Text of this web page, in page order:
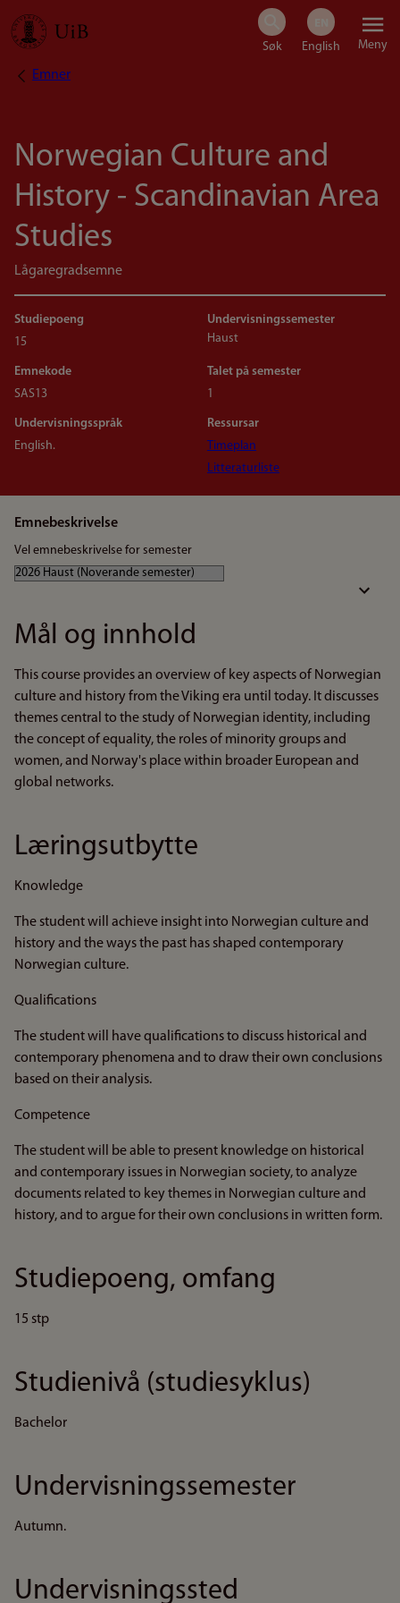
Hopp
Meny
Navigasjonssti
Emner
Norwegian Culture and
History - Scandinavian Area
Studies
Lågaregradsemne
Studiepoeng
15
Undervisningssemester
Haust
Emnekode
SAS13
Talet på semester
1
Undervisningsspråk
English.
Ressursar
Timeplan
Litteraturliste
Emnebeskrivelse
Vel emnebeskrivelse for semester
Mål og innhold
This course provides an overview of key aspects of Norwegian
culture and history from the Viking era until today. It discusses
themes central to the study of Norwegian identity, including
the concept of equality, the roles of minority groups and
women, and Norway's place within broader European and
global networks.
Læringsutbytte
Knowledge
The student will achieve insight into Norwegian culture and
history and the ways the past has shaped contemporary
Norwegian culture.
Qualifications
The student will have qualifications to discuss historical and
contemporary phenomena and to draw their own conclusions
based on their analysis.
Competence
The student will be able to present knowledge on historical
and contemporary issues in Norwegian society, to analyze
documents related to key themes in Norwegian culture and
history, and to argue for their own conclusions in written form.
Studiepoeng, omfang
15 stp
Studienivå (studiesyklus)
Bachelor
Undervisningssemester
Autumn.
Undervisningssted